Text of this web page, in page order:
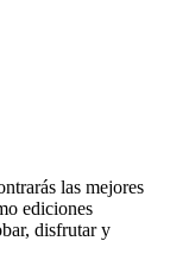
las mejores
ediciones
disfrutar y